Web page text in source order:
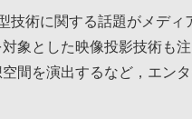
術に関する話題がメディ
象とした映像投影技術も
間を演出するなど，エン